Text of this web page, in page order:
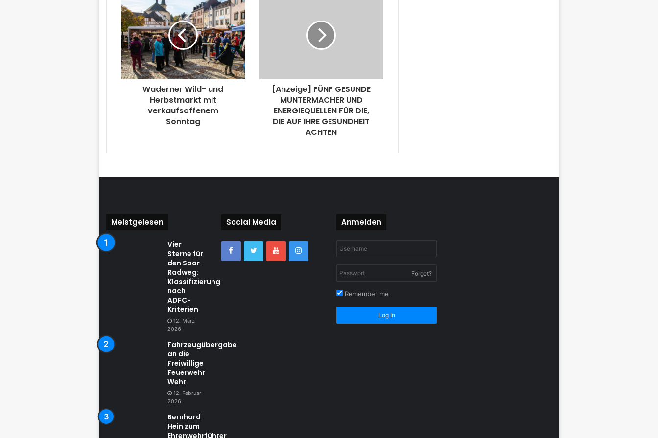
Waderner Wild- und
Herbstmarkt mit
verkaufsoffenem
Sonntag
[Anzeige] FÜNF GESUNDE
MUNTERMACHER UND
ENERGIEQUELLEN FÜR DIE,
DIE AUF IHRE GESUNDHEIT
ACHTEN
Meistgelesen
Vier
Sterne für
den Saar-
Radweg:
Klassifizierung
nach
ADFC-
Kriterien
12. März
2026
Fahrzeugübergabe
an die
Freiwillige
Feuerwehr
Wehr
12. Februar
2026
Bernhard
Hein zum
Ehrenwehrführer
Social Media Anmelden
Forget?
Remember me
Log In